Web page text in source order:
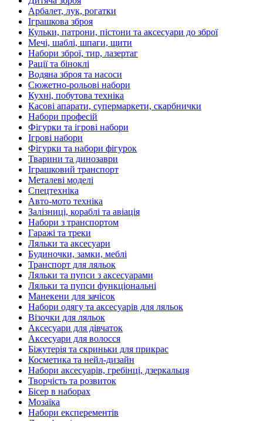
Арбалет, лук, рогатки
Іграшкова зброя
Кульки, патрони, пістони та аксесуари до зброї
Мечі, шаблі, шпаги, щити
Набори зброї, тир, лазертаг
Рації та біноклі
Водяна зброя та насоси
Сюжетно-рольові набори
Кухні, побутова техніка
Касові апарати, супермаркети, скарбнички
Набори професій
Фігурки та ігрові набори
Ігрові набори
Фігурки та набори фігурок
Тварини та динозаври
Іграшковий транспорт
Металеві моделі
Спецтехніка
Авто-мото техніка
Залізниці, кораблі та авіація
Набори з транспортом
Гаражі та треки
Ляльки та аксесуари
Будиночки, замки, меблі
Транспорт для ляльок
Ляльки та пупси з аксесуарами
Ляльки та пупси функціональні
Манекени для зачісок
Набори одягу та аксесуарів для ляльок
Візочки для ляльок
Аксесуари для дівчаток
Аксесуари для волосся
Біжутерія та скриньки для прикрас
Косметика та нейл-дизайн
Набори аксесуарів, гребінці, дзеркальця
Творчість та розвиток
Бісер в наборах
Мозаїка
Набори експерементів